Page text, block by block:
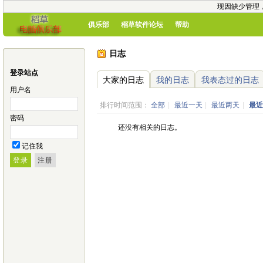
现因缺少管理
俱乐部 稻草软件论坛 帮助
登录站点
用户名
密码
记住我
日志
大家的日志 我的日志 我表态过的日志
排行时间范围： 全部 最近一天 最近两天 最
还没有相关的日志。